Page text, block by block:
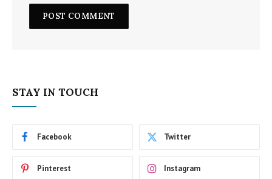
STAY IN TOUCH
Facebook Twitter
Pinterest Instagram